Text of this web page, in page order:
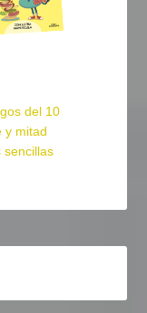
del 10
y mitad
sencillas